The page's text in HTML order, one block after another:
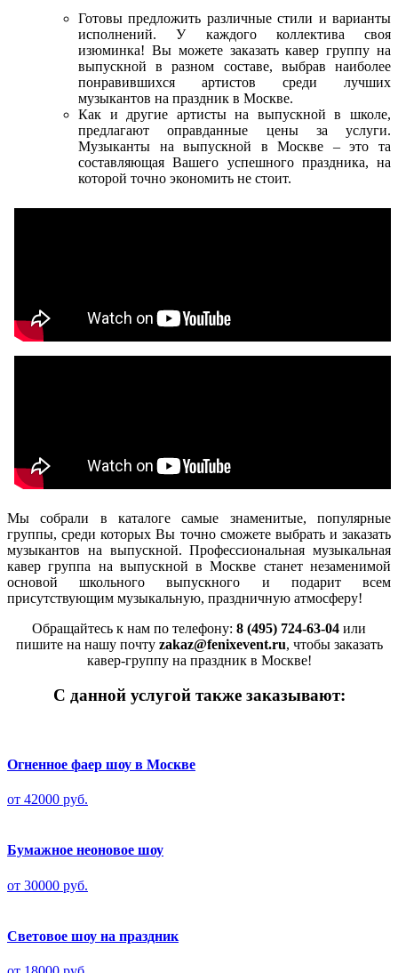
Готовы предложить различные стили и варианты
исполнений. У каждого коллектива своя
изюминка! Вы можете заказать кавер группу на
выпускной в разном составе, выбрав наиболее
понравившихся артистов среди лучших
музыкантов на праздник в Москве.
Как и другие артисты на выпускной в школе,
предлагают оправданные цены за услуги.
Музыканты на выпускной в Москве – это та
составляющая Вашего успешного праздника, на
которой точно экономить не стоит.
Мы собрали в каталоге самые знаменитые, популярные
группы, среди которых Вы точно сможете выбрать и заказать
музыкантов на выпускной. Профессиональная музыкальная
кавер группа на выпускной в Москве станет незаменимой
основой школьного выпускного и подарит всем
присутствующим музыкальную, праздничную атмосферу!
Обращайтесь к нам по телефону: 8 (495) 724-63-04 или
пишите на нашу почту zakaz@fenixevent.ru, чтобы заказать
кавер-группу на праздник в Москве!
С данной услугой также заказывают:
Огненное фаер шоу в Москве
от 42000 руб.
Бумажное неоновое шоу
от 30000 руб.
Световое шоу на праздник